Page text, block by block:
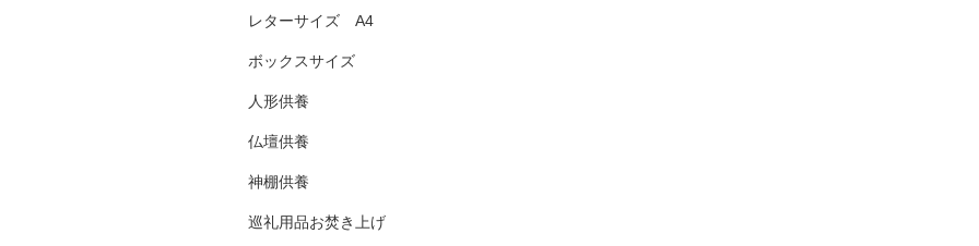
レターサイズ A4
ボックスサイズ
人形供養
仏壇供養
神棚供養
巡礼用品お焚き上げ